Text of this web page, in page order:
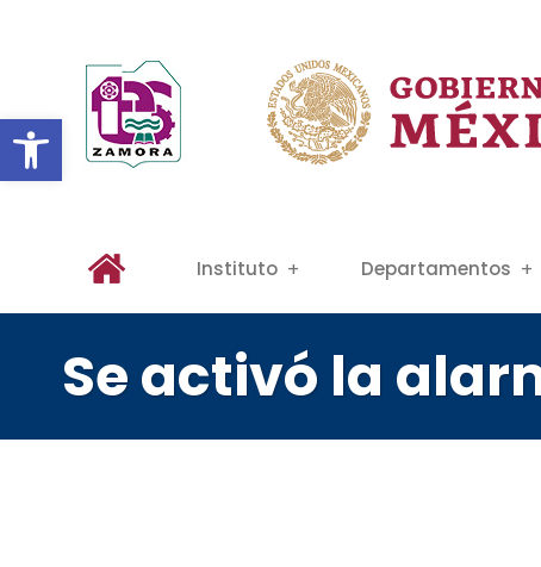
Abrir barra de herramientas
Instituto Departamentos
Se activó la